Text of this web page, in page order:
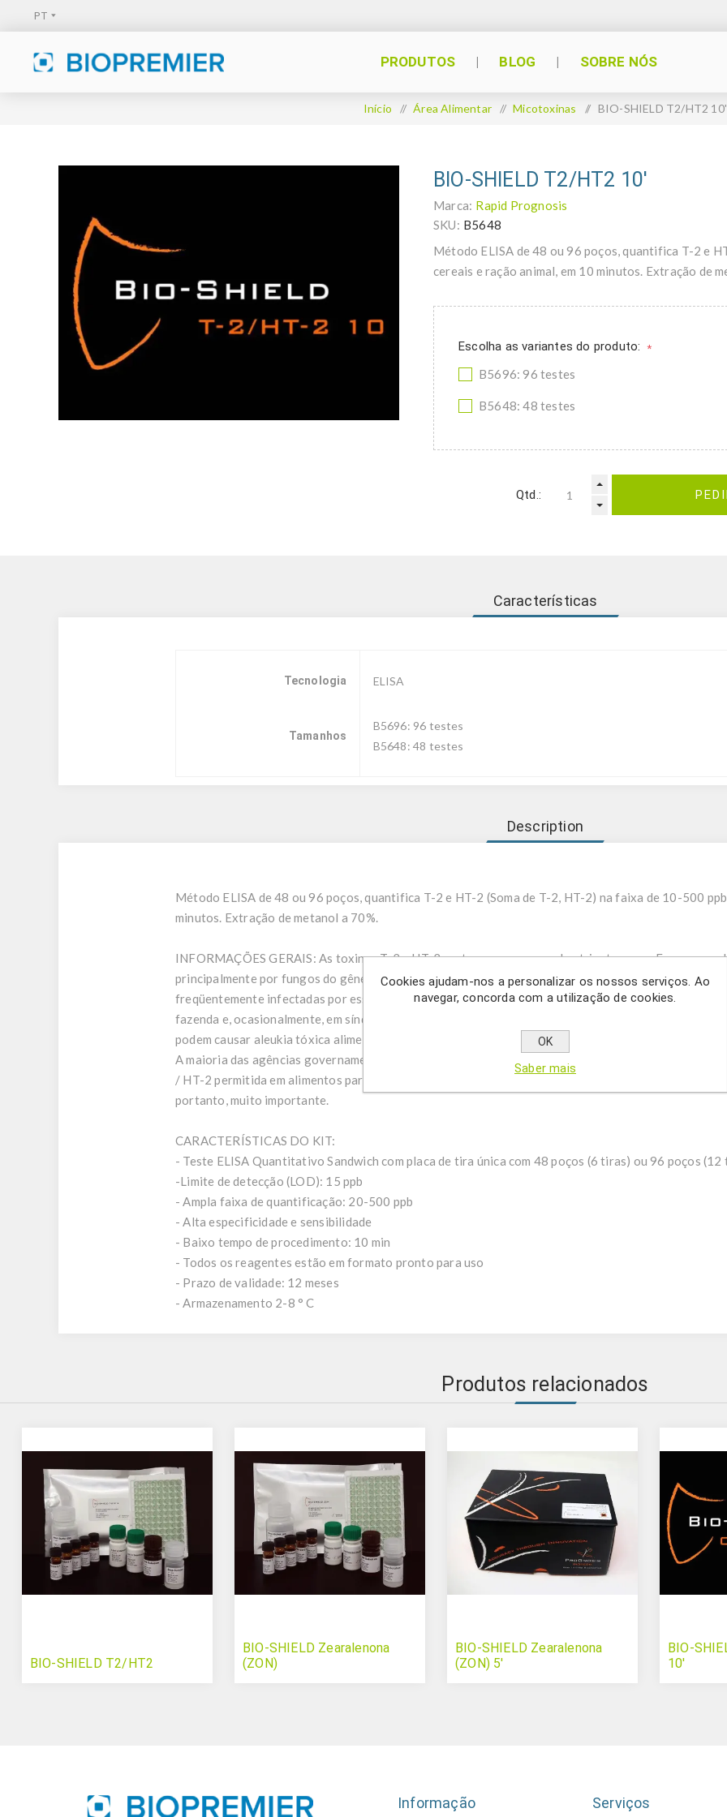
PRODUTOS BLOG SOBRE NÓS
Início / Área Alimentar / Micotoxinas / BIO-SHIELD T2/HT2 10'
BIO-SHIELD T2/HT2 10'
Marca: Rapid Prognosis
SKU: B5648
Método ELISA de 48 ou 96 poços, quantifica T-2 e
cereais e ração animal, em 10 minutos. Extração de
Escolha as variantes do produto: *
B5696: 96 testes
B5648: 48 testes
Qtd.:
Características
Tecnologia ELISA
Tamanhos
B5696: 96 testes
B5648: 48 testes
Description
Método ELISA de 48 ou 96 poços, quantifica T-2 e HT-2 (Soma de T-2, HT-2) na faixa de 10-500
minutos. Extração de metanol a 70%.
INFORMAÇÕES GERAIS: As toxinas T-2 e HT-2 pertencem ao grupo dos tricotecenos. Esse grupo
principalmente por fungos do gênero Fusarium, que são tóxicos para humanos e animais. As
freqüentemente infectadas por esse fungo. É frequentemente implicado em distúrbios citotóxicos e
fazenda e, ocasionalmente, em síndromes patogenéticas em humanos. Tanto no homem quanto em
podem causar aleukia tóxica alimentar.
A maioria das agências governamentais de controle em todo o mundo tem regulamentos ou
/ HT-2 permitida em alimentos para humanos e animais. A determinação precisa e rápida da
portanto, muito importante.
CARACTERÍSTICAS DO KIT:
- Teste ELISA Quantitativo Sandwich com placa de tira única com 48 poços (6 tiras) ou 96 poços (12
-Limite de detecção (LOD): 15 ppb
- Ampla faixa de quantificação: 20-500 ppb
- Alta especificidade e sensibilidade
- Baixo tempo de procedimento: 10 min
- Todos os reagentes estão em formato pronto para uso
- Prazo de validade: 12 meses
- Armazenamento 2-8 ° C
Produtos relacionados
BIO-SHIELD T2/HT2
BIO-SHIELD Zearalenona
(ZON)
BIO-SHIELD Zearalenona
(ZON) 5'
BIO-
10'
Informação Serviços
Cookies ajudam-nos a personalizar os nossos serviços. Ao
navegar, concorda com a utilização de cookies.
OK
Saber mais